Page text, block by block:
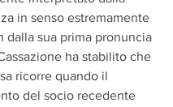
in senso estremamente
dalla sua prima pronuncia
ha stabilito che
ricorre quando il
del socio recedente